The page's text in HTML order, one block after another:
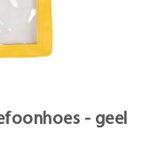
- geel